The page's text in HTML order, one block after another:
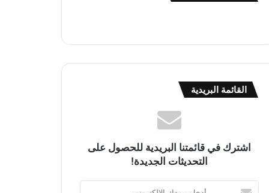
القائمة البريدية
اشترك في قائمتنا البريدية للحصول على
التحديثات الجديدة!